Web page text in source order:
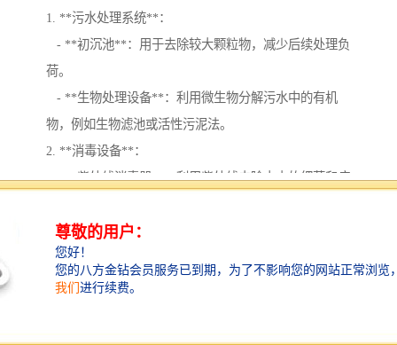
1. **污水处理系统**：
- **初沉池**：用于去除较大颗粒物，减少后续处理负
荷。
- **生物处理设备**：利用微生物分解污水中的有机
物，例如生物滤池或活性污泥法。
2. **消毒设备**：
- **紫外线消毒器**：利用紫外线去除水中的细菌和病
- **氯化消毒系统**：通过投加氯化剂对污水进行消
毒，杀灭病原微生物。
3. **污水收集和输送系统**：